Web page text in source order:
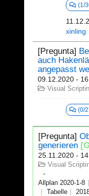
(1/
xinling
[Pregunta]
auch
angepasst
09.12.2020 -
Visual
(0/
[Pregunta]
generieren
25.11.2020 -
Visual
Allplan 2020-1-8
Tabelle